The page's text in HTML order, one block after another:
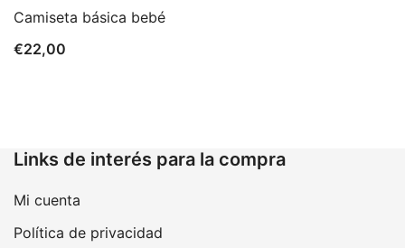
Camiseta básica bebé
€22,00
Links de interés para la compra
Mi cuenta
Política de privacidad